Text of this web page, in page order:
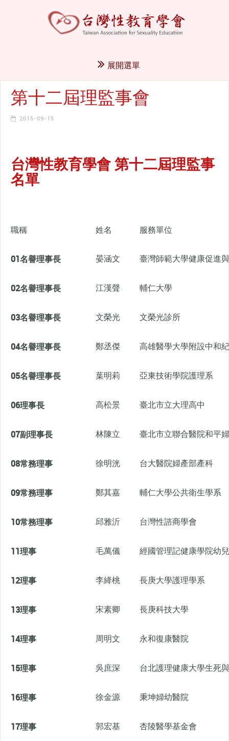
展開選單
第十二屆理監事會
2015-09-15
台灣性教育學會 第十二屆理監事
名單
職稱 姓名 服務單位
01名譽理事長 晏涵文 臺灣師範大學健康促進
02名譽理事長 江漢聲 輔仁大學
03名譽理事長 文榮光 文榮光診所
04名譽理事長 鄭丞傑 高雄醫學大學附設中和
05名譽理事長 葉明莉 亞東技術學院護理系
06理事長 高松景 臺北市立大理高中
07副理事長 林陳立 臺北市立聯合醫院和平
08常務理事 徐明洸 台大醫院婦產部產科
09常務理事 鄭其嘉 輔仁大學公共衛生學系
10常務理事 邱雅沂 台灣性諮商學會
11理事 毛萬儀 經國管理記健康學院幼
12理事 李絳桃 長庚大學護理學系
13理事 宋素卿 長庚科技大學
14理事 周明文 永和復康醫院
15理事 吳庶深 台北護理健康大學生死
16理事 徐金源 秉坤婦幼醫院
17理事 郭宏基 杏陵醫學基金會